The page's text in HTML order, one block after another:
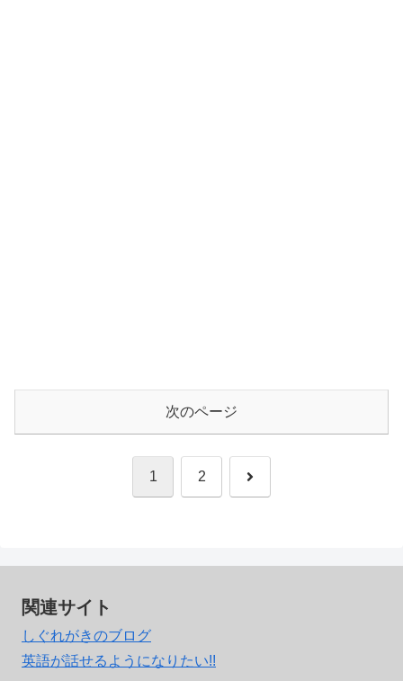
次のページ
1 2 次
関連サイト
しぐれがきのブログ
英語が話せるようになりたい!!